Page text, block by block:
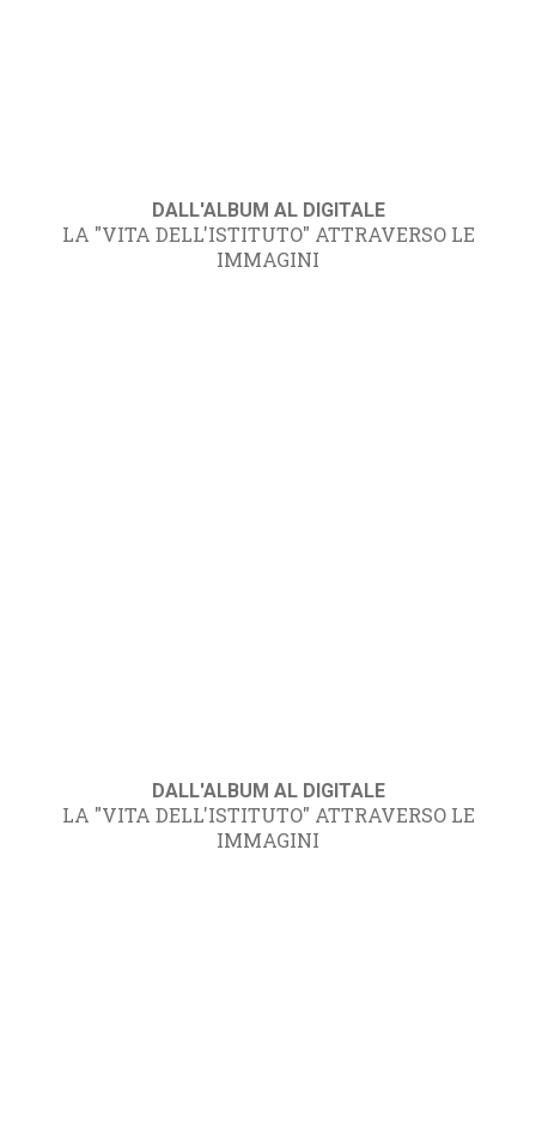
DALL'ALBUM AL DIGITALE
LA "VITA DELL'ISTITUTO" ATTRAVERSO LE
IMMAGINI
DALL'ALBUM AL DIGITALE
LA "VITA DELL'ISTITUTO" ATTRAVERSO LE
IMMAGINI